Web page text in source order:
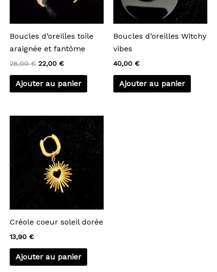
Boucles d’oreilles toile
araignée et fantôme
28,00€ 22,00 €
Ajouter au panier
Boucles d’oreilles Witchy
vibes
40,00 €
Ajouter au panier
Créole coeur soleil dorée
13,90 €
Ajouter au panier